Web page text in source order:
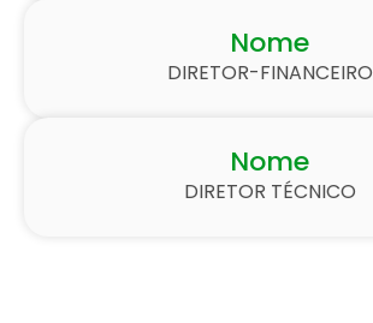
Nome
DIRETOR-FINANCEIRO
Nome
DIRETOR TÉCNICO